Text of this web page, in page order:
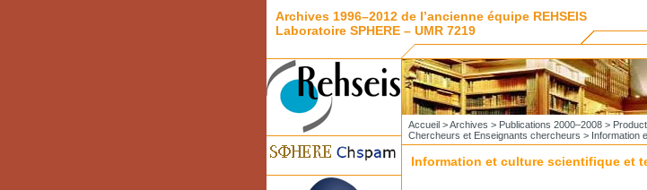
Archives 1996–2012 de l’ancienne équipe REHSEIS
Laboratoire SPHERE – UMR 7219
Accueil>Archives > Publications 2000–2008>
Chercheurs et Enseignants chercheurs > Information
Information et culture scientifique et